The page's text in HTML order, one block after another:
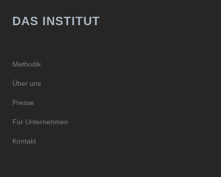
DAS INSTITUT
Methodik
Über uns
Presse
Für Unternehmen
Kontakt